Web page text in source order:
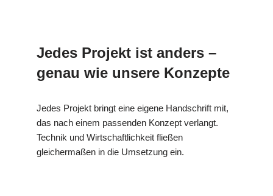
Jedes Projekt ist anders –
genau wie unsere Konzepte
Jedes Projekt bringt eine eigene Handschrift mit,
das nach einem passenden Konzept verlangt.
Technik und Wirtschaftlichkeit fließen
gleichermaßen in die Umsetzung ein.